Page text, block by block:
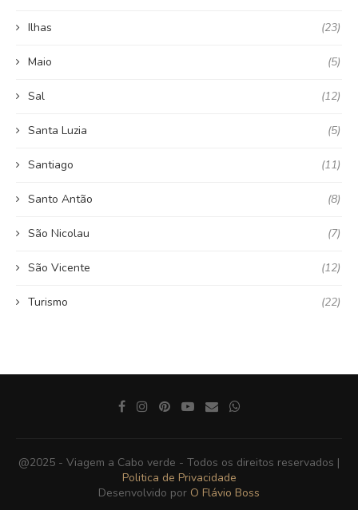
Ilhas (23)
Maio (5)
Sal (12)
Santa Luzia (5)
Santiago (11)
Santo Antão (8)
São Nicolau (7)
São Vicente (12)
Turismo (22)
@2025 - Viagem a Cabo verde - Todos os direitos reservados |
Politica de Privacidade
Desenvolvido por O Flávio Boss